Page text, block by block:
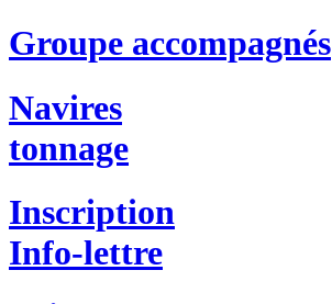
Groupe accompagnés
Navires
tonnage
Inscription
Info-lettre